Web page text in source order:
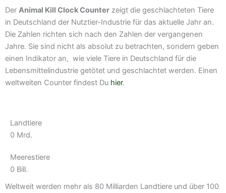
Der Animal Kill Clock Counter zeigt die geschlachteten Tiere
in Deutschland der Nutztier-Industrie für das aktuelle Jahr an.
Die Zahlen richten sich nach den Zahlen der vergangenen
Jahre. Sie sind nicht als absolut zu betrachten, sondern geben
einen Indikator an, wie viele Tiere in Deutschland für die
Lebensmittelindustrie getötet und geschlachtet werden. Einen
weltweiten Counter findest Du hier.
Landtiere
0 Mrd.
Meerestiere
0 Bill.
Weltweit werden mehr als 80 Milliarden Landtiere und über 100